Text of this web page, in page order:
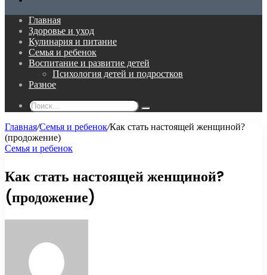
Главная
Здоровье и уход
Кулинария и питание
Семья и ребенок
Воспитание и развитие детей
Психология детей и подростков
Разное
Поиск...
Главная/Семья и ребенок/Как стать настоящей женщиной?
(продожение)
Семья и ребенок
Как стать настоящей женщиной?
(продожение)